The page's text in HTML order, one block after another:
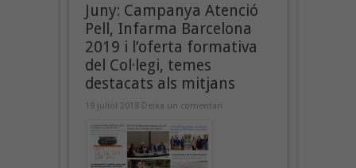
Juny: Campanya Atenció
Pell, Infarma Barcelona
2019 i l’oferta formativa
del Col·legi, temes
destacats als mitjans
19 juliol 2018 Deixa un comentari